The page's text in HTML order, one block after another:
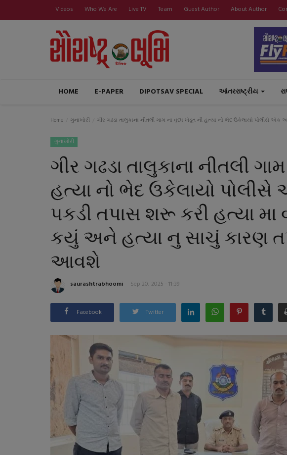
Videos Who We Are Live TV Team Guest Author About Author
HOME E-PAPER DIPOTSAV SPECIAL આંતરરાષ્ટ્રીય
Home ગુનાખોરી ગીર ગઢડા તાલુકાના નીતલી ગામ ના વૃધ્ધ ખેડૂત ની હત્યા નો ભેદ ઉકેલાયો પોલીસે
ગુનાખોરી
ગીર ગઢડા તાલુકાના નીતલી
હત્યા નો ભેદ ઉકેલાયો
પકડી તપાસ શરૂ કરી હત્યા મા
કયું અને હત્યા નુ સાચું કારણ
આવશે
saurashtrabhoomi Sep 20, 2025 - 11:39
Facebook Twitter